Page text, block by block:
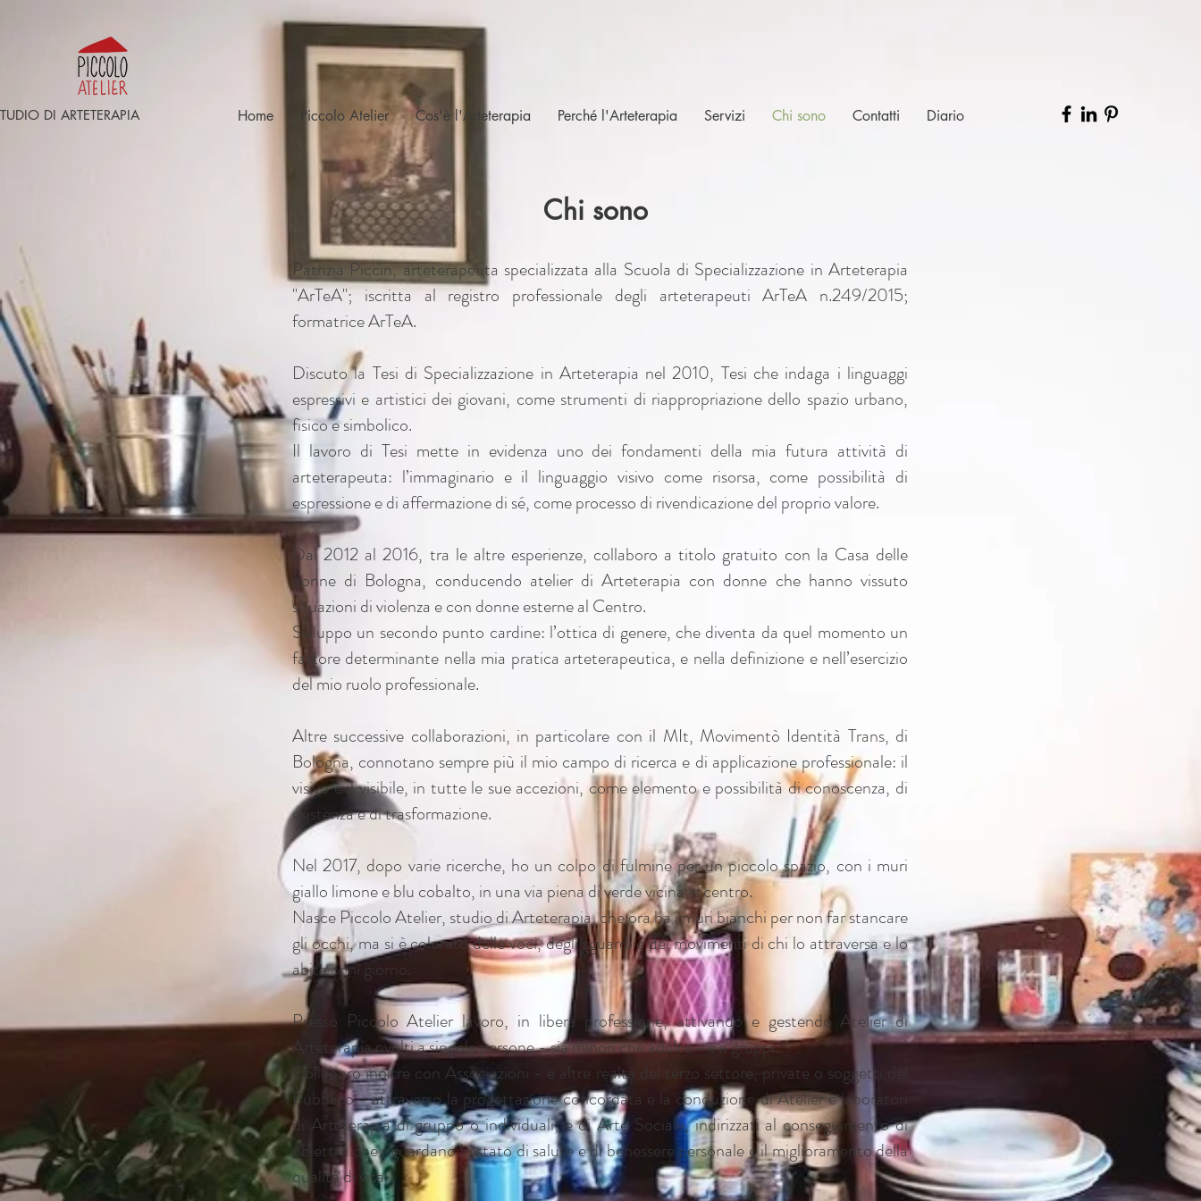
Home Piccolo Atelier Cos'è l'Arteterapia Perché l'Arteterapia Servizi Chi sono Contatti Diario
DI ARTETERAPIA
Chi sono
Patrizia Piccin, arteterapeuta specializzata alla Scuola di Specializzazione in Arteterapia
"ArTeA"; iscritta al registro professionale degli arteterapeuti ArTeA n.249/2015;
formatrice ArTeA.
Discuto la Tesi di Specializzazione in Arteterapia nel 2010, Tesi che indaga i linguaggi
espressivi e artistici dei giovani, come strumenti di riappropriazione dello spazio urbano,
fisico e simbolico.
Il lavoro di Tesi mette in evidenza uno dei fondamenti della mia futura attività di
arteterapeuta: l’immaginario e il linguaggio visivo come risorsa, come possibilità di
espressione e di affermazione di sé, come processo di rivendicazione del proprio valore.
Dal 2012 al 2016, tra le altre esperienze, collaboro a titolo gratuito con la Casa delle
donne di Bologna, conducendo atelier di Arteterapia con donne che hanno vissuto
situazioni di violenza e con donne esterne al Centro.
Sviluppo un secondo punto cardine: l’ottica di genere, che diventa da quel momento un
fattore determinante nella mia pratica arteterapeutica, e nella definizione e nell’esercizio
del mio ruolo professionale.
Altre successive collaborazioni, in particolare con il MIt, Movimentò Identità Trans, di
Bologna, connotano sempre più il mio campo di ricerca e di applicazione professionale: il
visivo e il visibile, in tutte le sue accezioni, come elemento e possibilità di conoscenza, di
esistenza e di trasformazione.
Nel 2017, dopo varie ricerche, ho un colpo di fulmine per un piccolo spazio, con i muri
giallo limone e blu cobalto, in una via piena di verde vicina al centro.
Nasce Piccolo Atelier, studio di Arteterapia, che ora ha i muri bianchi per non far stancare
gli occhi, ma si è colorato delle voci, degli sguardi e dei movimenti di chi lo attraversa e lo
abita ogni giorno.
Presso Piccolo Atelier lavoro, in libera professione, attivando e gestendo Atelier di
Arteterapia rivolti a singole persone - sia minori che adulte - e a gruppi.
Collaboro inoltre con Associazioni - e altre realtà del terzo settore, private o soggetti del
Pubblico - attraverso la progettazione concordata e la conduzione di Atelier e laboratori
di Arteterapia di gruppo o individuali, e di Arte Sociale, indirizzati al conseguimento di
obiettivi che riguardano lo stato di salute e di benessere personale e il miglioramento della
qualità di vita.